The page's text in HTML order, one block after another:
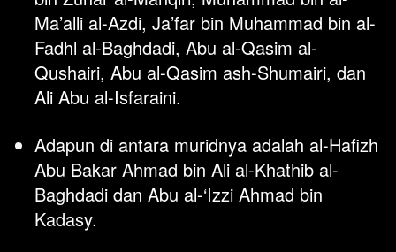
Ma’alli al-Azdi, Ja’far bin Muhammad bin al-
Fadhl al-Baghdadi, Abu al-Qasim al-
Qushairi, Abu al-Qasim ash-Shumairi, dan
Ali Abu al-Isfaraini.
Adapun di antara muridnya adalah al-Hafizh
Abu Bakar Ahmad bin Ali al-Khathib al-
Baghdadi dan Abu al-‘Izzi Ahmad bin
Kadasy.